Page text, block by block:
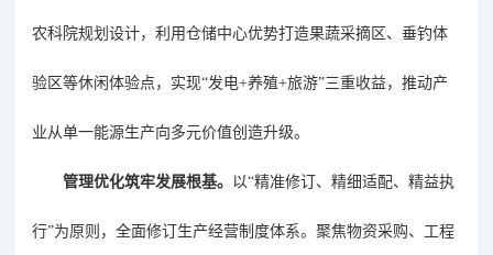
农科院规划设计，利用仓储中心优势打造果蔬采摘区、垂钓体
验区等休闲体验点，实现“发电+养殖+旅游”三重收益，推动产
业从单一能源生产向多元价值创造升级。
管理优化筑牢发展根基。 以“精准修订、精细适配、精益执
行”为原则，全面修订生产经营制度体系。聚焦物资采购、工程